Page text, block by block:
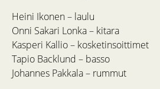
Heini Ikonen – laulu
Onni Sakari Lonka – kitara
Kasperi Kallio – kosketinsoittimet
Tapio Backlund – basso
Johannes Pakkala – rummut